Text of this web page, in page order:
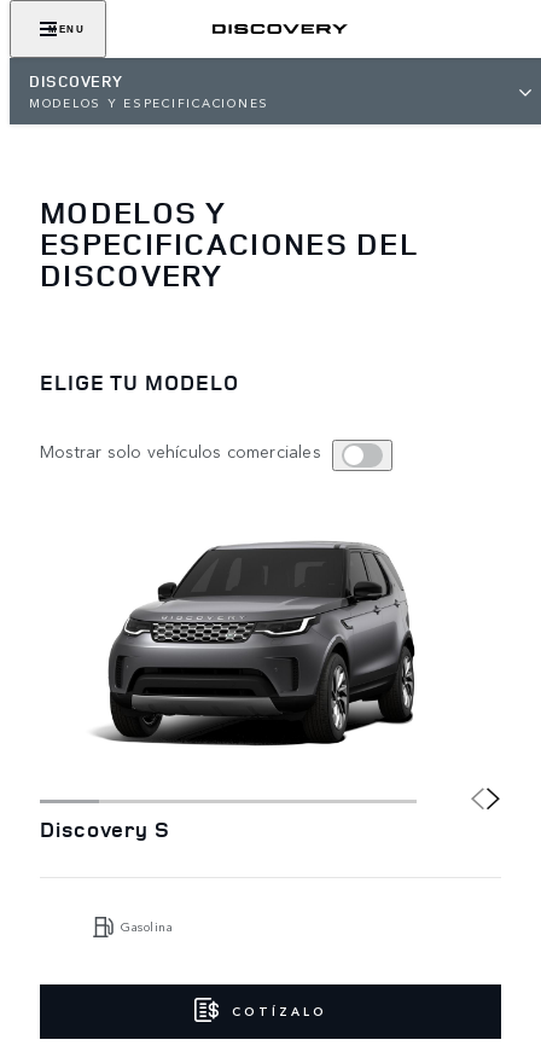
MENU
DISCOVERY
MODELOS Y ESPECIFICACIONES
MODELOS Y
ESPECIFICACIONES DEL
DISCOVERY
ELIGE TU MODELO
Mostrar solo vehículos comerciales
Discovery S
Gasolina
COTÍZALO